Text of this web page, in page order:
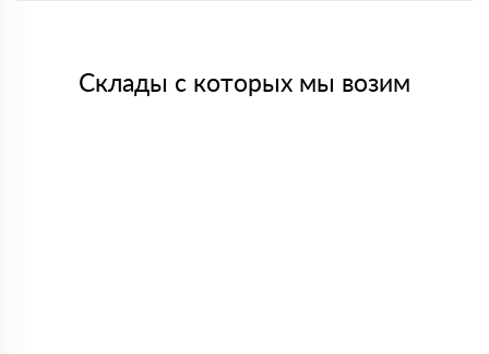
Склады с которых мы возим